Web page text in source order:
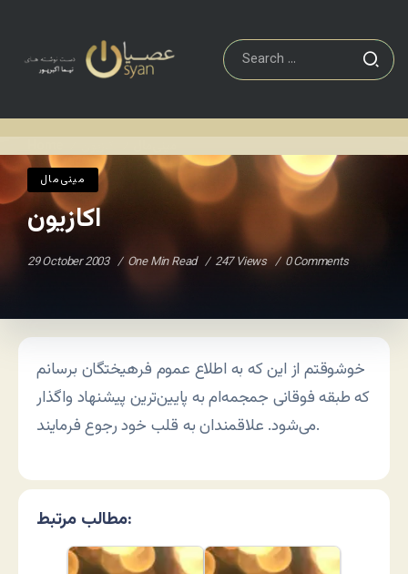
مينی‌مال
اکازیون
29 October 2003 One Min Read 247 Views 0 Comments
خوشوقتم از این که به اطلاع عموم فرهیختگان برسانم
که طبقه فوقانی جمجمه‌ام به پایین‌ترین پیشنهاد واگذار
می‌شود. علاقمندان به قلب خود رجوع فرمایند.
مطالب مرتبط: